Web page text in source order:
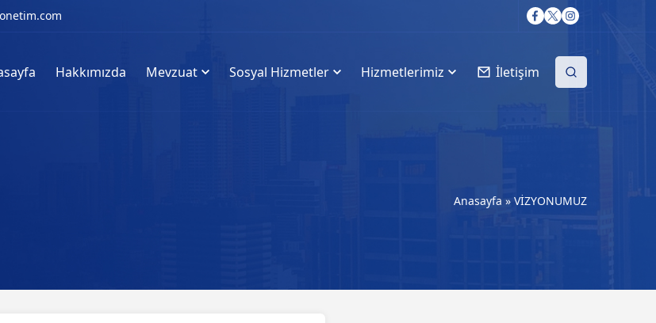
Hakkımızda Mevzuat Sosyal Hizmetler Hizmetlerimiz İletişim
Anasayfa » VİZYONUMUZ